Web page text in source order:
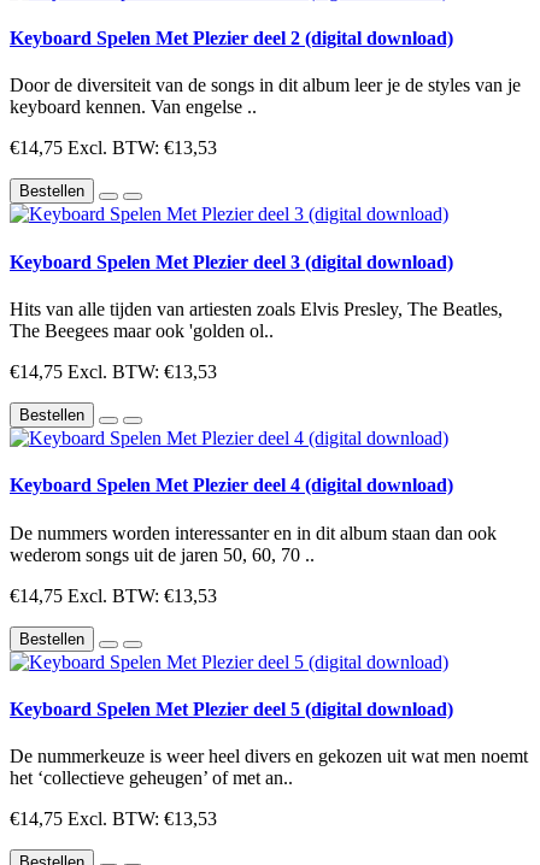
Keyboard Spelen Met Plezier deel 2 (digital download)
Door de diversiteit van de songs in dit album leer je de styles van je
keyboard kennen. Van engelse ..
€14,75 Excl. BTW: €13,53
Bestellen
Keyboard Spelen Met Plezier deel 3 (digital download)
Hits van alle tijden van artiesten zoals Elvis Presley, The Beatles,
The Beegees maar ook 'golden ol..
€14,75 Excl. BTW: €13,53
Bestellen
Keyboard Spelen Met Plezier deel 4 (digital download)
De nummers worden interessanter en in dit album staan dan ook
wederom songs uit de jaren 50, 60, 70 ..
€14,75 Excl. BTW: €13,53
Bestellen
Keyboard Spelen Met Plezier deel 5 (digital download)
De nummerkeuze is weer heel divers en gekozen uit wat men noemt
het ‘collectieve geheugen’ of met an..
€14,75 Excl. BTW: €13,53